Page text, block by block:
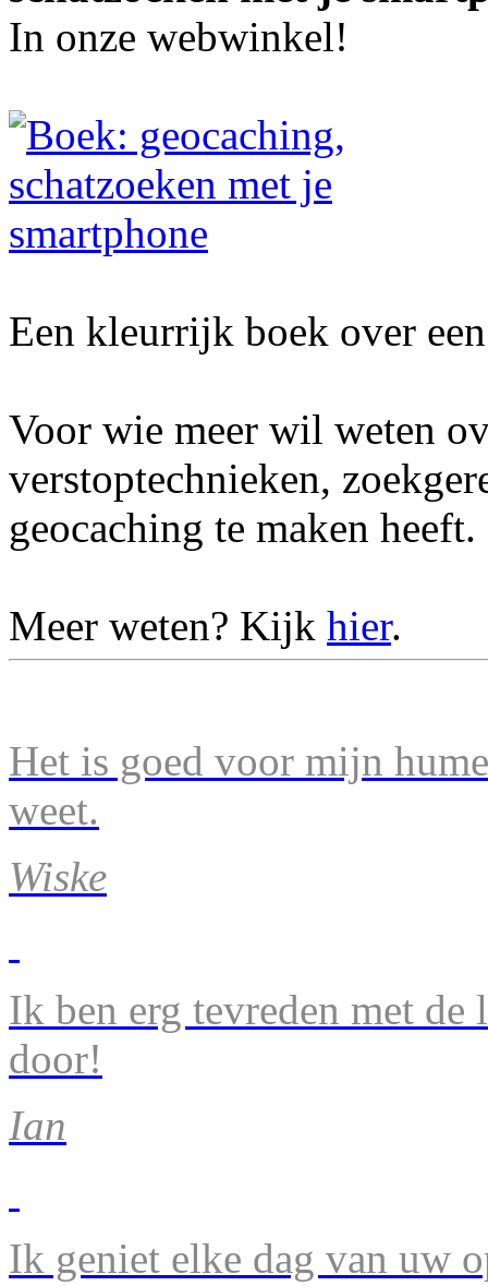
In onze webwinkel!
Een kleurrijk boek over
Voor wie meer wil weten
verstoptechnieken,
geocaching te maken heeft.
Meer weten? Kijk hier.
Het is goed voor mijn
weet.
Wiske
Ik ben erg tevreden met de
door!
Ian
Ik geniet elke dag van uw